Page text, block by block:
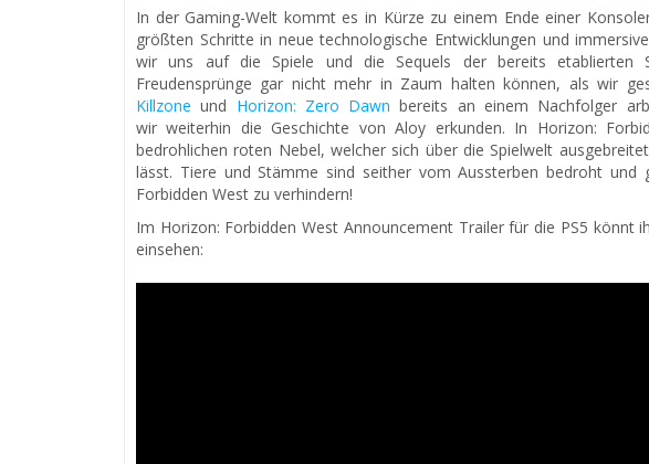
In der Gaming-Welt kommt es in Kürze zu einem Ende einer
größten Schritte in neue technologische Entwicklungen und
wir uns auf die Spiele und die Sequels der bereits etablierten
Freudensprünge gar nicht mehr in Zaum halten können, als wir
Killzone und Horizon: Zero Dawn bereits an einem Nachfolger
wir weiterhin die Geschichte von Aloy erkunden. In Horizon:
bedrohlichen roten Nebel, welcher sich über die Spielwelt
lässt. Tiere und Stämme sind seither vom Aussterben bedroht
Forbidden West zu verhindern!
Im Horizon: Forbidden West Announcement Trailer für die PS5 könnt
einsehen: